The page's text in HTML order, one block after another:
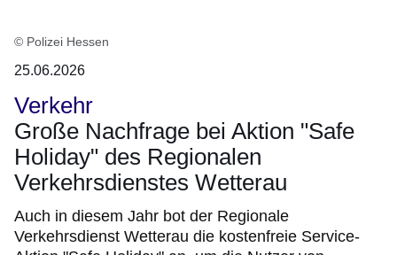
© Polizei Hessen
25.06.2026
Verkehr
Große Nachfrage bei Aktion "Safe
Holiday" des Regionalen
Verkehrsdienstes Wetterau
Auch in diesem Jahr bot der Regionale
Verkehrsdienst Wetterau die kostenfreie Service-